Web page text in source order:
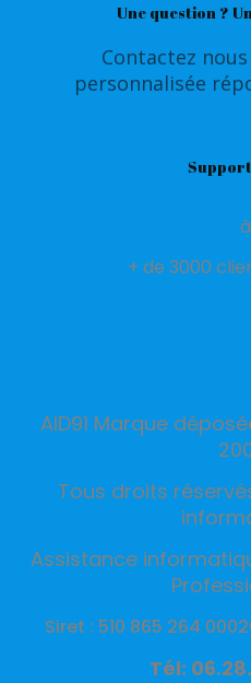
Une question ?
Contactez
personnalisée
+ de 3000
AID91 Marque
Tous droits
Assistance
Siret : 510 865 264
Tél: